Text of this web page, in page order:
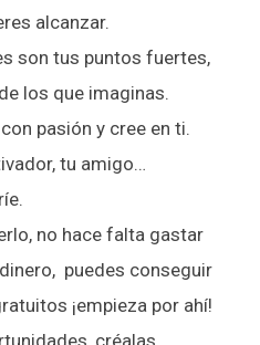
alcanzar.
son tus puntos fuertes,
los que imaginas.
pasión y cree en ti.
tu amigo…
no hace falta gastar
puedes conseguir
¡empieza por ahí!